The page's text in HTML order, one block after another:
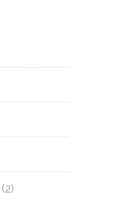
(2)